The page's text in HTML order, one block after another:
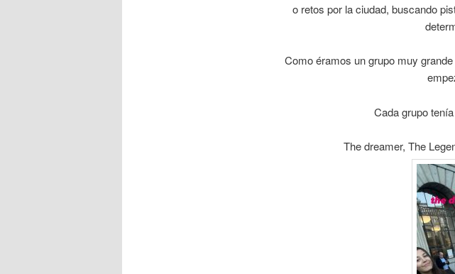
o retos por la ciudad, buscando
Como éramos un grupo muy
Cada grupo
The dreamer, The